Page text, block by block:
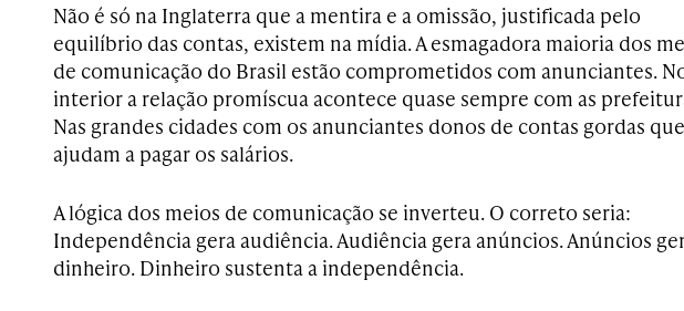
Não é só na Inglaterra que a mentira e a omissão, justificada pelo
equilíbrio das contas, existem na mídia. A esmagadora maioria dos
de comunicação do Brasil estão comprometidos com anunciantes.
interior a relação promíscua acontece quase sempre com as
Nas grandes cidades com os anunciantes donos de contas gordas que
ajudam a pagar os salários.
A lógica dos meios de comunicação se inverteu. O correto seria:
Independência gera audiência. Audiência gera anúncios. Anúncios
dinheiro. Dinheiro sustenta a independência.